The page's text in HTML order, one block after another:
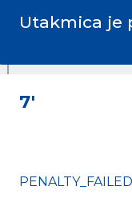
Utakmica je
7'
PENALTY_FAILED